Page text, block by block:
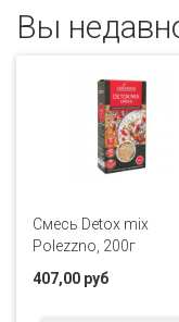
Вы
Смесь Detox mix
Polezzno, 200г
407,00 руб